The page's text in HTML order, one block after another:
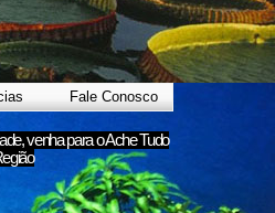
Fale Conosco
venha para oAche Tudo